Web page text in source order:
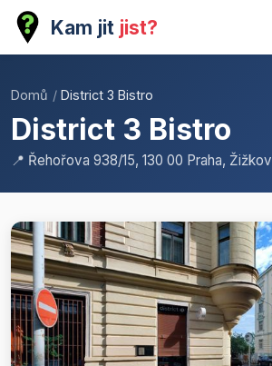
Kam jit jist?
Domů / District 3 Bistro
District 3 Bistro
📍 Řehořova 938/15, 130 00 Praha, Žižkov